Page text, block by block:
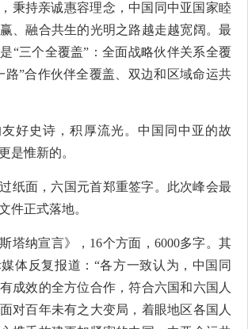
秉持亲诚惠容理念，中国同中亚国家睦
、融合共生的光明之路越走越宽阔。最
“三个全覆盖”：全面战略伙伴关系全覆
路”合作伙伴全覆盖、双边和区域命运共
好史诗，积厚流光。中国同中亚的故
是惟新的。
纸面，六国元首郑重签字。此次峰会最
件正式落地。
塔纳宣言》，16个方面，6000多字。其
体反复报道：“各方一致认为，中国同
成效的全方位合作，符合六国和六国人
对百年未有之大变局，着眼地区各国人